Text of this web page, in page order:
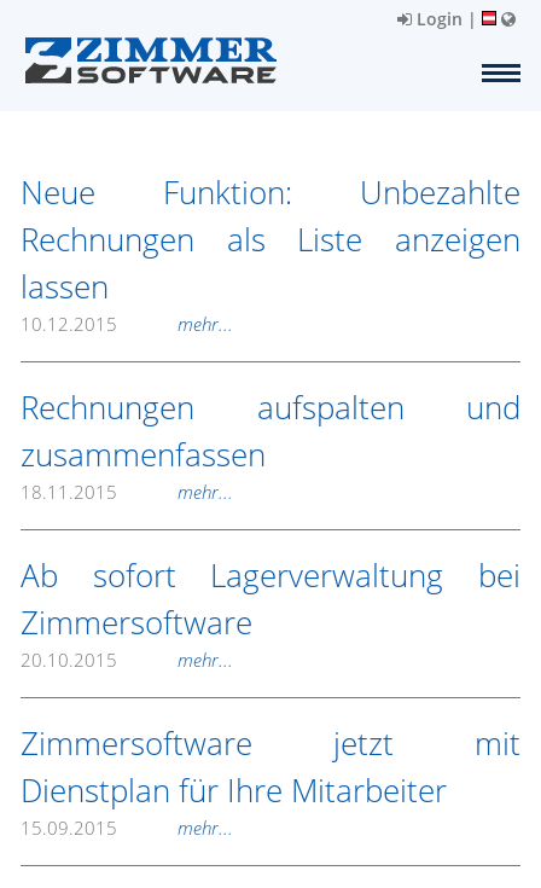
Login |
Neue Funktion: Unbezahlte
Rechnungen als Liste anzeigen
lassen
10.12.2015 mehr...
Rechnungen aufspalten und
zusammenfassen
18.11.2015 mehr...
Ab sofort Lagerverwaltung bei
Zimmersoftware
20.10.2015 mehr...
Zimmersoftware jetzt mit
Dienstplan für Ihre Mitarbeiter
15.09.2015 mehr...